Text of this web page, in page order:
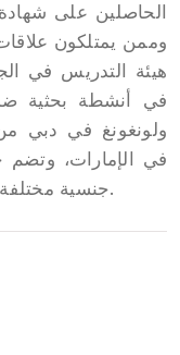
الحاصلين على
وممن يمتلكون
هيئة التدريس في
ولونغونغ في دبي من
جنسية مختلفة ومجتمعاً عالمياً يشمل 152 ألف خريج.